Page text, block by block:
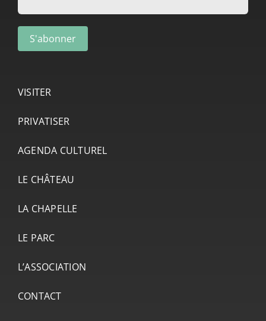
VISITER
PRIVATISER
AGENDA CULTUREL
LE CHÂTEAU
LA CHAPELLE
LE PARC
L’ASSOCIATION
CONTACT